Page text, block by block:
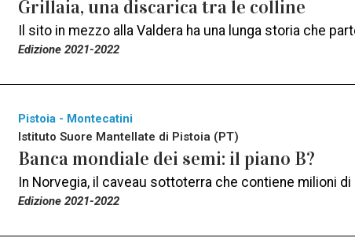
Grillaia, una discarica tra le colline
Il sito in mezzo alla Valdera ha una lunga storia che
Edizione 2021-2022
Pistoia - Montecatini
Istituto Suore Mantellate di Pistoia (PT)
Banca mondiale dei semi: il piano B?
In Norvegia, il caveau sottoterra che contiene milioni
Edizione 2021-2022